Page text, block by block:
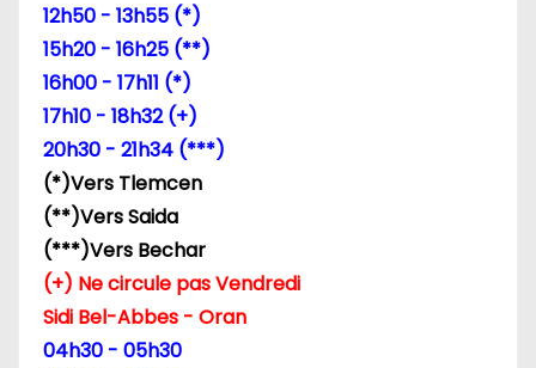
12h50 - 13h55 (*)
15h20 - 16h25 (**)
16h00 - 17h11 (*)
17h10 - 18h32 (+)
20h30 - 21h34 (***)
(*)Vers Tlemcen
(**)Vers Saida
(***)Vers Bechar
(+) Ne circule pas Vendredi
Sidi Bel-Abbes - Oran
04h30 - 05h30